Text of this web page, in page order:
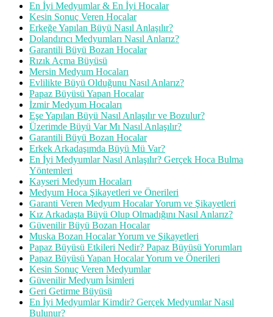
En İyi Medyumlar & En İyi Hocalar
Kesin Sonuç Veren Hocalar
Erkeğe Yapılan Büyü Nasıl Anlaşılır?
Dolandırıcı Medyumları Nasıl Anlarız?
Garantili Büyü Bozan Hocalar
Rızık Açma Büyüsü
Mersin Medyum Hocaları
Evlilikte Büyü Olduğunu Nasıl Anlarız?
Papaz Büyüsü Yapan Hocalar
İzmir Medyum Hocaları
Eşe Yapılan Büyü Nasıl Anlaşılır ve Bozulur?
Üzerimde Büyü Var Mı Nasıl Anlaşılır?
Garantili Büyü Bozan Hocalar
Erkek Arkadaşımda Büyü Mü Var?
En İyi Medyumlar Nasıl Anlaşılır? Gerçek Hoca Bulma
Yöntemleri
Kayseri Medyum Hocaları
Medyum Hoca Şikayetleri ve Önerileri
Garanti Veren Medyum Hocalar Yorum ve Şikayetleri
Kız Arkadaşta Büyü Olup Olmadığını Nasıl Anlarız?
Güvenilir Büyü Bozan Hocalar
Muska Bozan Hocalar Yorum ve Şikayetleri
Papaz Büyüsü Etkileri Nedir? Papaz Büyüsü Yorumları
Papaz Büyüsü Yapan Hocalar Yorum ve Önerileri
Kesin Sonuç Veren Medyumlar
Güvenilir Medyum İsimleri
Geri Getirme Büyüsü
En İyi Medyumlar Kimdir? Gerçek Medyumlar Nasıl
Bulunur?